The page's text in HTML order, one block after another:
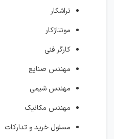
تراشکار
مونتاژکار
کارگر فنی
مهندس صنایع
مهندس شیمی
مهندس مکانیک
مسئول خرید و تدارکات